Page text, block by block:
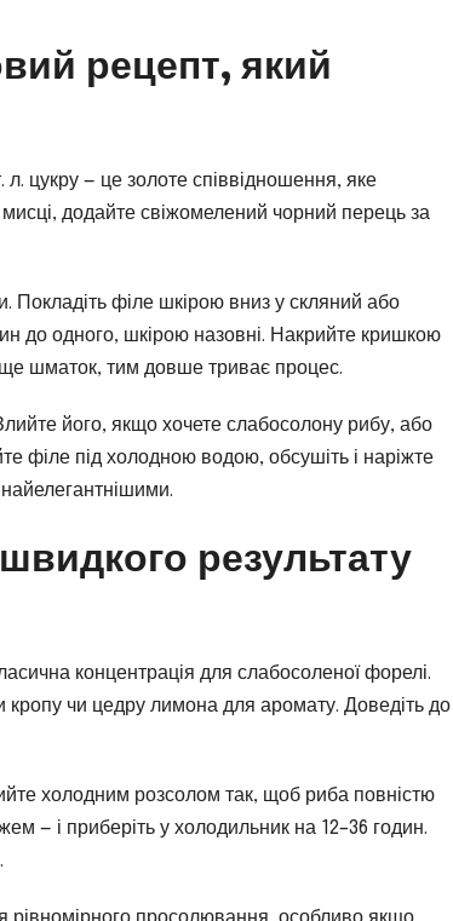
рецепт, який
л. цукру — це золоте співвідношення, яке
мисці, додайте свіжомелений чорний перець за
Покладіть філе шкірою вниз у скляний або
до одного, шкірою назовні. Накрийте кришкою
шматок, тим довше триває процес.
його, якщо хочете слабосолону рибу, або
філе під холодною водою, обсушіть і наріжте
результату
концентрація для слабосоленої форелі.
чи цедру лимона для аромату. Доведіть до
холодним розсолом так, щоб риба повністю
— і приберіть у холодильник на 12–36 годин.